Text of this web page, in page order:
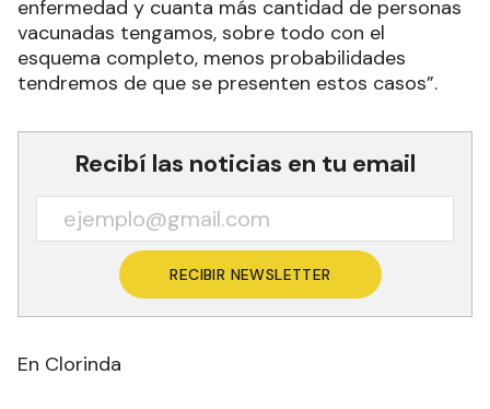
enfermedad y cuanta más cantidad de personas
vacunadas tengamos, sobre todo con el
esquema completo, menos probabilidades
tendremos de que se presenten estos casos”.
Recibí las noticias en tu email
RECIBIR NEWSLETTER
En Clorinda